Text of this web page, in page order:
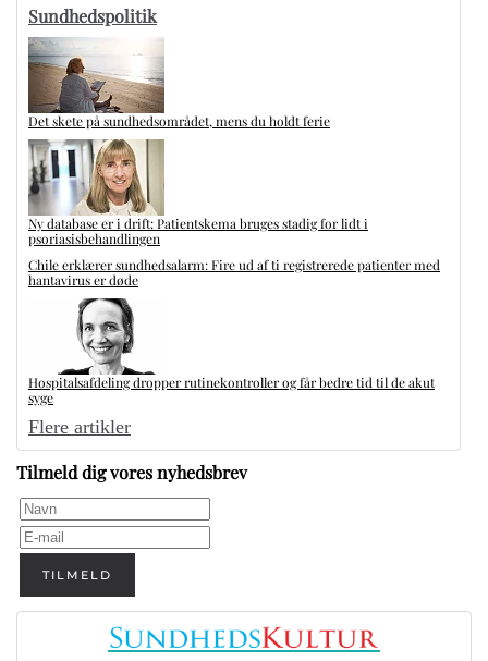
Sundhedspolitik
Det skete på sundhedsområdet, mens du holdt ferie
Ny database er i drift: Patientskema bruges stadig for lidt i
psoriasisbehandlingen
Chile erklærer sundhedsalarm: Fire ud af ti registrerede patienter med
hantavirus er døde
Hospitalsafdeling dropper rutinekontroller og får bedre tid til de akut
syge
Flere artikler
Tilmeld dig vores nyhedsbrev
TILMELD